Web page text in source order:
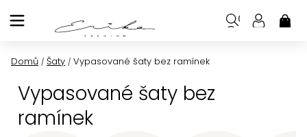
na
Domů / Šaty / Vypasované šaty bez ramínek
Vypasované šaty bez
ramínek